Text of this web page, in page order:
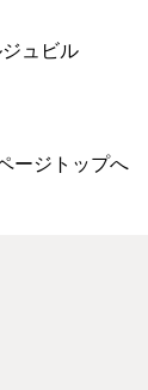
ュビル
ージトップへ